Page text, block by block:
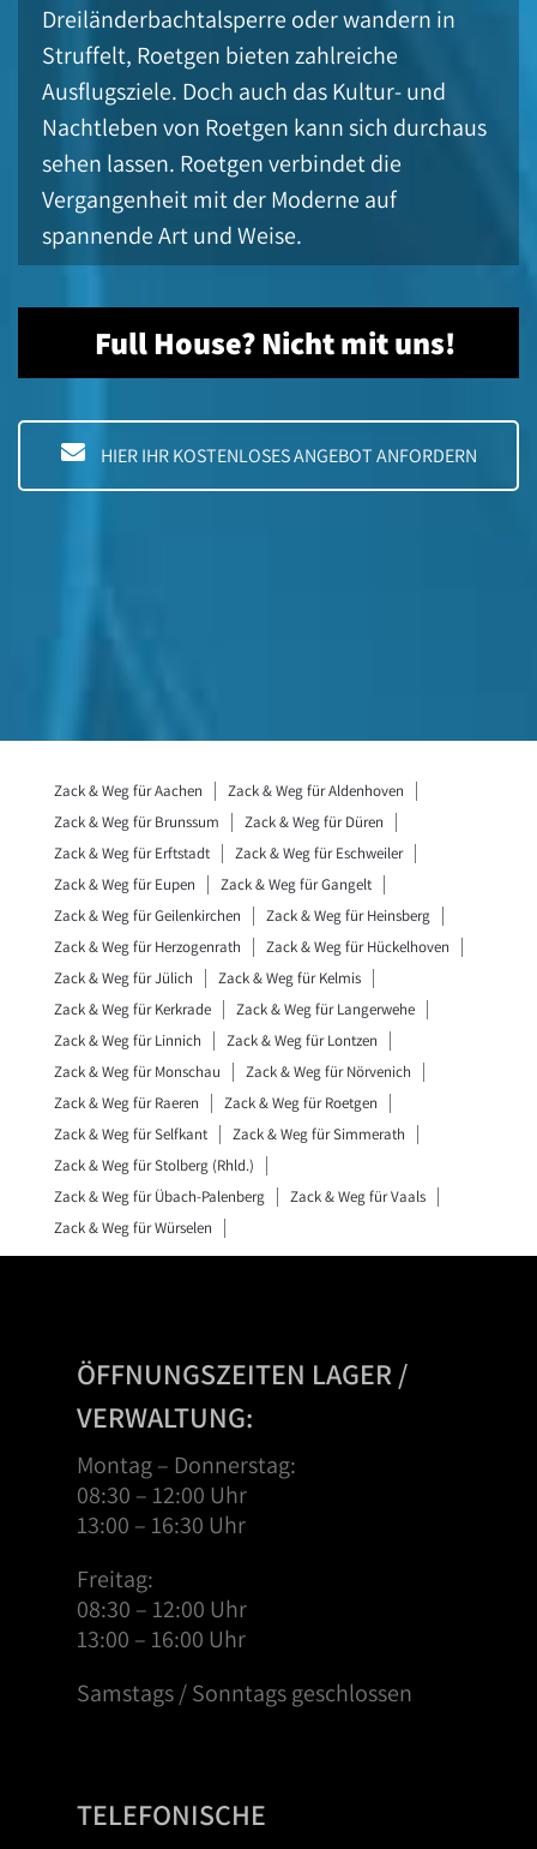
Dreiländerbachtalsperre oder wandern in
Struffelt, Roetgen bieten zahlreiche
Ausflugsziele. Doch auch das Kultur- und
Nachtleben von Roetgen kann sich durchaus
sehen lassen. Roetgen verbindet die
Vergangenheit mit der Moderne auf
spannende Art und Weise.
Full House? Nicht mit uns!
HIER IHR KOSTENLOSES ANGEBOT ANFORDERN
Zack & Weg für Aachen
Zack & Weg für Aldenhoven
Zack & Weg für Brunssum
Zack & Weg für Düren
Zack & Weg für Erftstadt
Zack & Weg für Eschweiler
Zack & Weg für Eupen
Zack & Weg für Gangelt
Zack & Weg für Geilenkirchen
Zack & Weg für Heinsberg
Zack & Weg für Herzogenrath
Zack & Weg für Hückelhoven
Zack & Weg für Jülich
Zack & Weg für Kelmis
Zack & Weg für Kerkrade
Zack & Weg für Langerwehe
Zack & Weg für Linnich
Zack & Weg für Lontzen
Zack & Weg für Monschau
Zack & Weg für Nörvenich
Zack & Weg für Raeren
Zack & Weg für Roetgen
Zack & Weg für Selfkant
Zack & Weg für Simmerath
Zack & Weg für Stolberg (Rhld.)
Zack & Weg für Übach-Palenberg
Zack & Weg für Vaals
Zack & Weg für Würselen
ÖFFNUNGSZEITEN LAGER /
VERWALTUNG:
Montag – Donnerstag:
08:30 – 12:00 Uhr
13:00 – 16:30 Uhr
Freitag:
08:30 – 12:00 Uhr
13:00 – 16:00 Uhr
Samstags / Sonntags geschlossen
TELEFONISCHE